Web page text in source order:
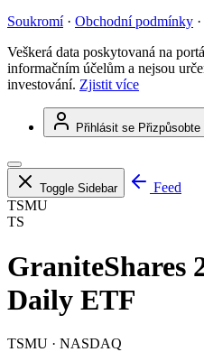
Soukromí · Obchodní podmínky ·
Veškerá data poskytovaná na
informačním účelům a nejsou
investování. Zjistit více
Přihlásit se
Toggle Sidebar
Feed
TSMU
TS
GraniteShares
Daily ETF
TSMU · NASDAQ